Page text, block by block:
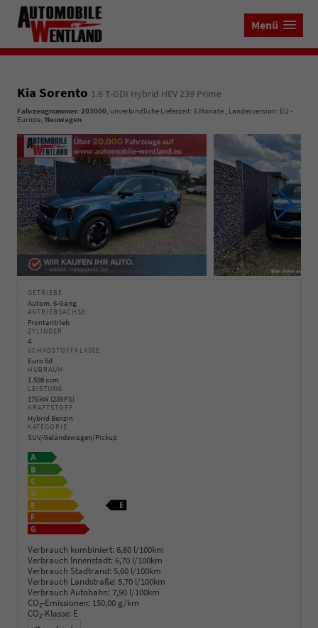
Menü
Kia Sorento 1.6 T-GDI Hybrid HEV 239 Prime
Fahrzeugnummer: 203000, unverbindliche Lieferzeit: 6 Monate , Landesversion: EU -
Europa, Neuwagen
GETRIEBE
Autom. 6-Gang
ANTRIEBSACHSE
Frontantrieb
ZYLINDER
4
SCHADSTOFFKLASSE
Euro 6d
HUBRAUM
1.598 ccm
LEISTUNG
176 kW (239 PS)
KRAFTSTOFF
Hybrid Benzin
KATEGORIE
SUV/Geländewagen/Pickup
Verbrauch kombiniert: 6,60 l/100km
Verbrauch Innenstadt: 6,70 l/100km
Verbrauch Stadtrand: 5,60 l/100km
Verbrauch Landstraße: 5,70 l/100km
Verbrauch Autobahn: 7,90 l/100km
CO2-Emissionen: 150,00 g/km
CO2-Klasse: E